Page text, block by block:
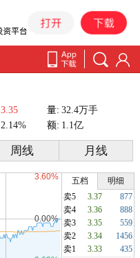
3.35 量: 32.4万手
2.14% 额: 1.1亿
周线 月线
五档
明细
卖5
3.37
877
卖4
3.36
888
卖3
3.35
559
卖2
3.34
1456
卖1
3.33
435